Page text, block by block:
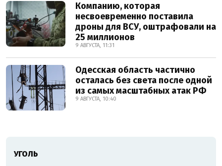
Компанию, которая
несвоевременно поставила
дроны для ВСУ, оштрафовали на
25 миллионов
9 АВГУСТА, 11:31
Одесская область частично
осталась без света после одной
из самых масштабных атак РФ
9 АВГУСТА, 10:40
УГОЛЬ